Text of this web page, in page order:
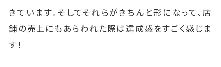
きています。そしてそれらがきちんと形になって、店
舗の売上にもあらわれた際は達成感をすごく感じま
す！